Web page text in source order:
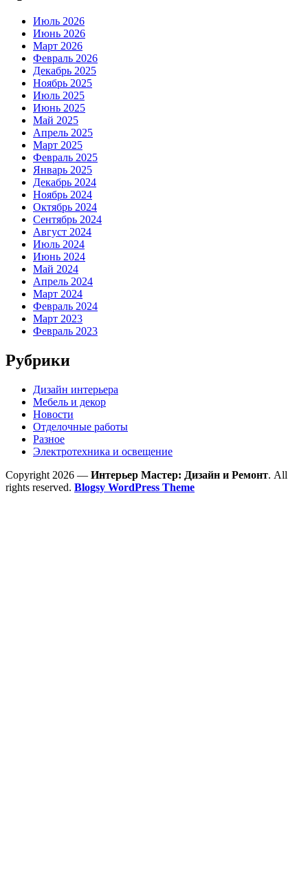
Июль 2026
Июнь 2026
Март 2026
Февраль 2026
Декабрь 2025
Ноябрь 2025
Июль 2025
Июнь 2025
Май 2025
Апрель 2025
Март 2025
Февраль 2025
Январь 2025
Декабрь 2024
Ноябрь 2024
Октябрь 2024
Сентябрь 2024
Август 2024
Июль 2024
Июнь 2024
Май 2024
Апрель 2024
Март 2024
Февраль 2024
Март 2023
Февраль 2023
Рубрики
Дизайн интерьера
Мебель и декор
Новости
Отделочные работы
Разное
Электротехника и освещение
Copyright 2026 — Интерьер Мастер: Дизайн и Ремонт. All
rights reserved. Blogsy WordPress Theme